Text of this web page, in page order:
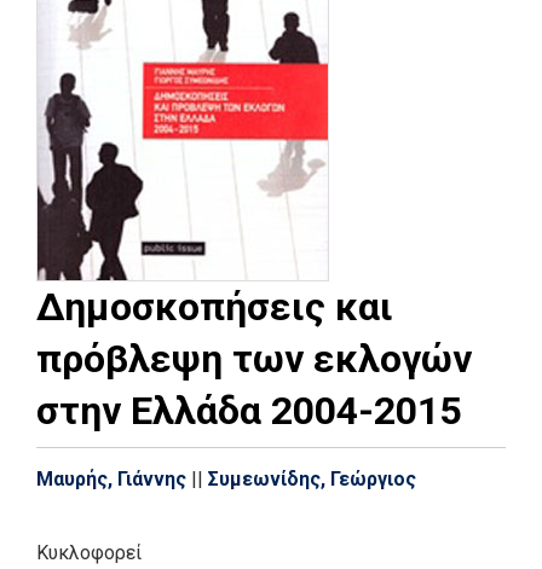
Δημοσκοπήσεις και
πρόβλεψη των εκλογών
στην Ελλάδα 2004-2015
Μαυρής, Γιάννης || Συμεωνίδης, Γεώργιος
Κυκλοφορεί